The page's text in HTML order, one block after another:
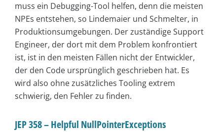
muss ein Debugging-Tool helfen, denn die meisten
NPEs entstehen, so Lindemaier und Schmelter, in
Produktionsumgebungen. Der zuständige Support
Engineer, der dort mit dem Problem konfrontiert
ist, ist in den meisten Fällen nicht der Entwickler,
der den Code ursprünglich geschrieben hat. Es
wird also ohne zusätzliches Tooling extrem
schwierig, den Fehler zu finden.
JEP 358 – Helpful NullPointerExceptions